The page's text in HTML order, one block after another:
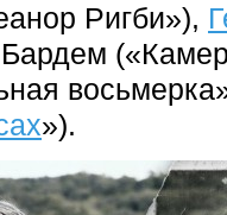
Ригби»),
»).